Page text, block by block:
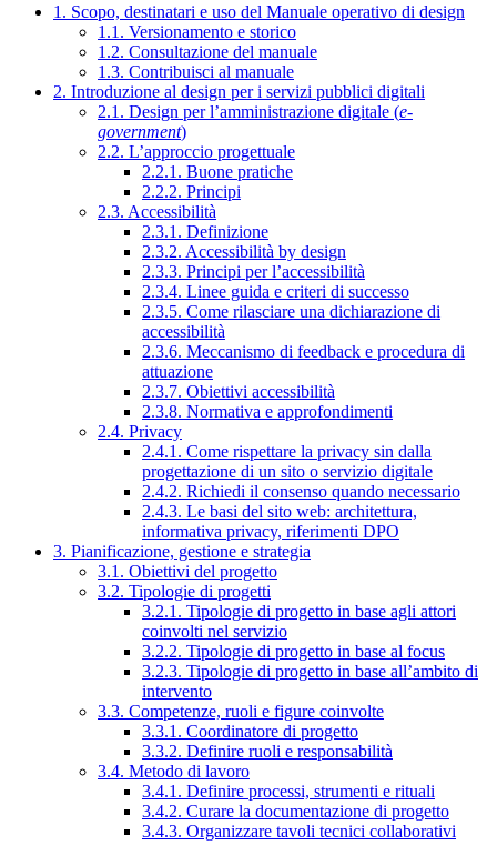
1. Scopo, destinatari e uso del Manuale operativo di design
1.1. Versionamento e storico
1.2. Consultazione del manuale
1.3. Contribuisci al manuale
2. Introduzione al design per i servizi pubblici digitali
2.1. Design per l’amministrazione digitale (e-
government)
2.2. L’approccio progettuale
2.2.1. Buone pratiche
2.2.2. Principi
2.3. Accessibilità
2.3.1. Definizione
2.3.2. Accessibilità by design
2.3.3. Principi per l’accessibilità
2.3.4. Linee guida e criteri di successo
2.3.5. Come rilasciare una dichiarazione di
accessibilità
2.3.6. Meccanismo di feedback e procedura di
attuazione
2.3.7. Obiettivi accessibilità
2.3.8. Normativa e approfondimenti
2.4. Privacy
2.4.1. Come rispettare la privacy sin dalla
progettazione di un sito o servizio digitale
2.4.2. Richiedi il consenso quando necessario
2.4.3. Le basi del sito web: architettura,
informativa privacy, riferimenti DPO
3. Pianificazione, gestione e strategia
3.1. Obiettivi del progetto
3.2. Tipologie di progetti
3.2.1. Tipologie di progetto in base agli attori
coinvolti nel servizio
3.2.2. Tipologie di progetto in base al focus
3.2.3. Tipologie di progetto in base all’ambito di
intervento
3.3. Competenze, ruoli e figure coinvolte
3.3.1. Coordinatore di progetto
3.3.2. Definire ruoli e responsabilità
3.4. Metodo di lavoro
3.4.1. Definire processi, strumenti e rituali
3.4.2. Curare la documentazione di progetto
3.4.3. Organizzare tavoli tecnici collaborativi